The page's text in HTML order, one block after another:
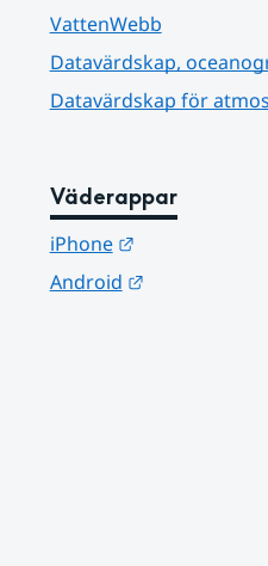
VattenWebb
Datavärdskap,
Datavärdskap för
Väderappar
iPhone
Länk till annan
Android
Länk till